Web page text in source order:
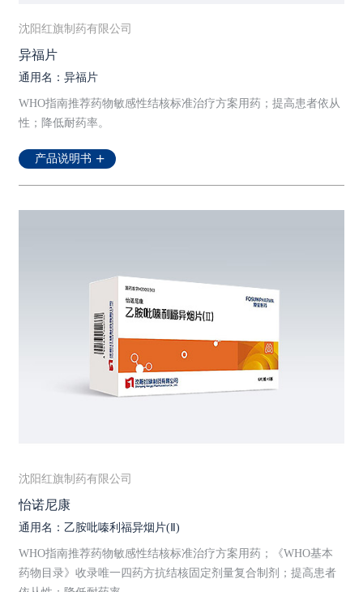
沈阳红旗制药有限公司
异福片
通用名：异福片
WHO指南推荐药物敏感性结核标准治疗方案用药；提高患者依从
性；降低耐药率。
产品说明书
沈阳红旗制药有限公司
怡诺尼康
通用名：乙胺吡嗪利福异烟片(Ⅱ)
WHO指南推荐药物敏感性结核标准治疗方案用药；《WHO基本
药物目录》收录唯一四药方抗结核固定剂量复合制剂；提高患者